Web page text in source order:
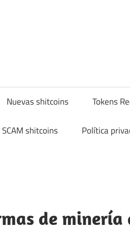
Nuevas shitcoins Tokens
SCAM shitcoins Política
de